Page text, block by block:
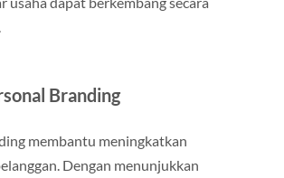
Branding
membantu meningkatkan
Dengan menunjukkan